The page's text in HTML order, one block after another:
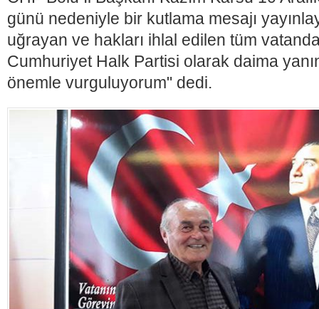
günü nedeniyle bir kutlama mesajı
uğrayan ve hakları ihlal edilen tüm
Cumhuriyet Halk Partisi olarak daima
önemle vurguluyorum" dedi.